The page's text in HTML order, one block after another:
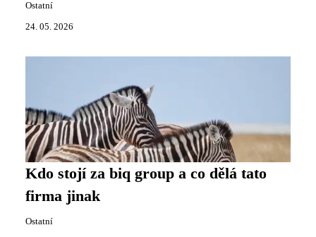
Ostatní
24. 05. 2026
Kdo stojí za biq group a co dělá tato
firma jinak
Ostatní